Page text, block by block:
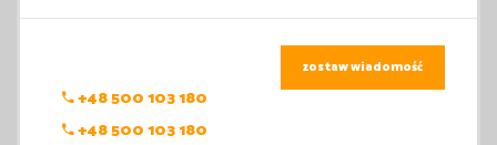
+48 500 103 180
+48 500 103 180
zostaw wiadomość